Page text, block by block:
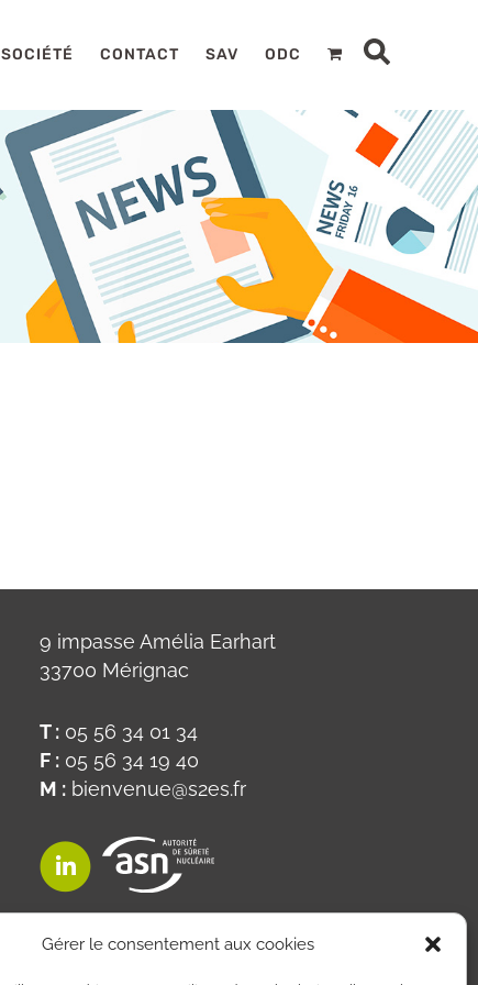
Gérer le consentement aux cookies
SOCIÉTÉ CONTACT SAV ODC
9 impasse Amélia Earhart
33700 Mérignac
T : 05 56 34 01 34
F : 05 56 34 19 40
M :bienvenue@s2es.fr